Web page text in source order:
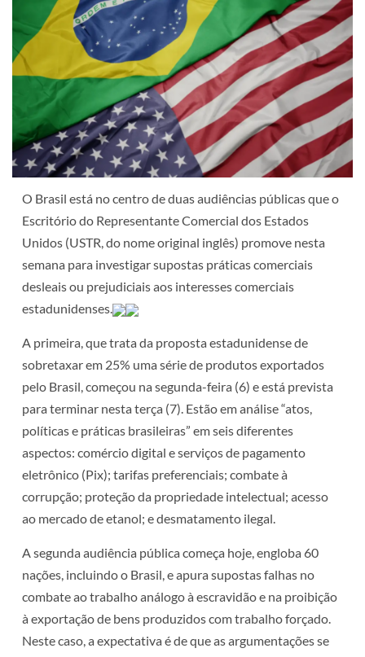
O Brasil está no centro de duas audiências públicas que o
Escritório do Representante Comercial dos Estados
Unidos (USTR, do nome original inglês) promove nesta
semana para investigar supostas práticas comerciais
desleais ou prejudiciais aos interesses comerciais
estadunidenses.
A primeira, que trata da proposta estadunidense de
sobretaxar em 25% uma série de produtos exportados
pelo Brasil, começou na segunda-feira (6) e está prevista
para terminar nesta terça (7). Estão em análise “atos,
políticas e práticas brasileiras” em seis diferentes
aspectos: comércio digital e serviços de pagamento
eletrônico (Pix); tarifas preferenciais; combate à
corrupção; proteção da propriedade intelectual; acesso
ao mercado de etanol; e desmatamento ilegal.
A segunda audiência pública começa hoje, engloba 60
nações, incluindo o Brasil, e apura supostas falhas no
combate ao trabalho análogo à escravidão e na proibição
à exportação de bens produzidos com trabalho forçado.
Neste caso, a expectativa é de que as argumentações se